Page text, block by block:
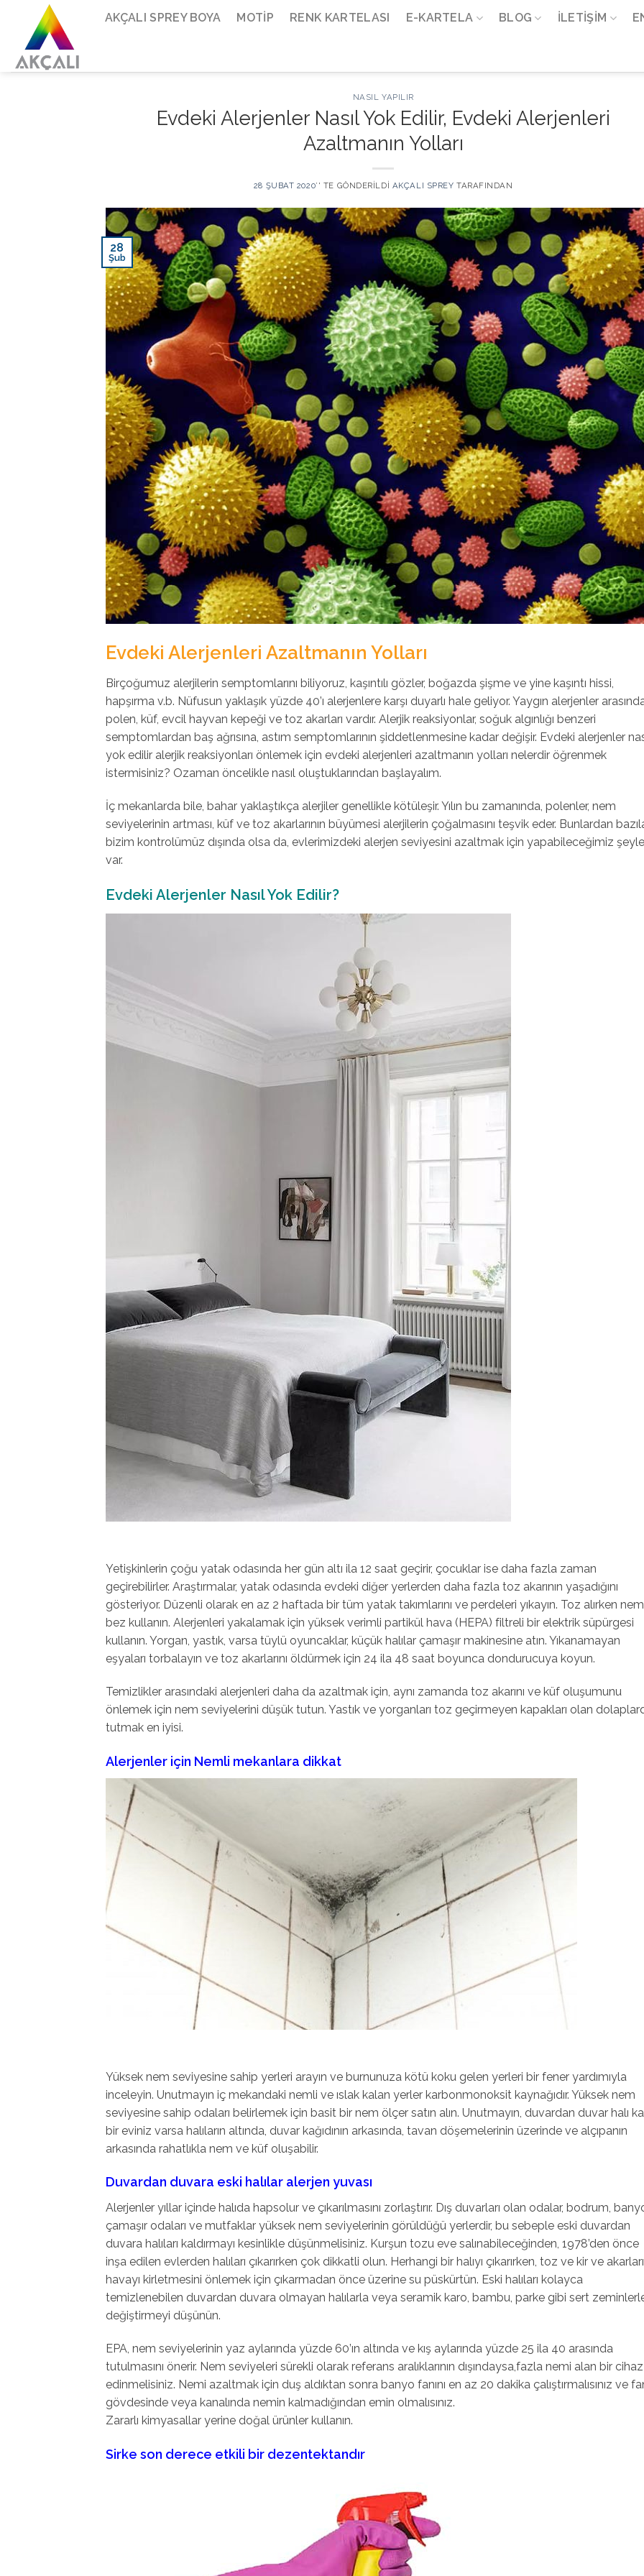
content
AKÇALI SPREY BOYA MOTIP RENK KARTELASI E-KARTELA BLOG İLETIŞIM
NASIL YAPILIR
Evdeki Alerjenler Nasıl Yok Edilir, Evdeki Alerjenleri
Azaltmanın Yolları
28 ŞUBAT 2020’' TE GÖNDERILDI AKÇALI SPREY TARAFINDAN
28
Şub
Evdeki Alerjenleri Azaltmanın Yolları
Birçoğumuz alerjilerin semptomlarını biliyoruz, kaşıntılı gözler, boğazda şişme ve yine kaşıntı hissi,
hapşırma v.b. Nüfusun yaklaşık yüzde 40’ı alerjenlere karşı duyarlı hale geliyor. Yaygın alerjenler
polen, küf, evcil hayvan kepeği ve toz akarları vardır. Alerjik reaksiyonlar, soğuk algınlığı benzeri
semptomlardan baş ağrısına, astım semptomlarının şiddetlenmesine kadar değişir. Evdeki alerjenler
yok edilir alerjik reaksiyonları önlemek için evdeki alerjenleri azaltmanın yolları nelerdir öğrenmek
istermisiniz? Ozaman öncelikle nasıl oluştuklarından başlayalım.
İç mekanlarda bile, bahar yaklaştıkça alerjiler genellikle kötüleşir. Yılın bu zamanında, polenler, nem
seviyelerinin artması, küf ve toz akarlarının büyümesi alerjilerin çoğalmasını teşvik eder. Bunlardan
bizim kontrolümüz dışında olsa da, evlerimizdeki alerjen seviyesini azaltmak için yapabileceğimiz
var.
Evdeki Alerjenler Nasıl Yok Edilir?
Yetişkinlerin çoğu yatak odasında her gün altı ila 12 saat geçirir, çocuklar ise daha fazla zaman
geçirebilirler. Araştırmalar, yatak odasında evdeki diğer yerlerden daha fazla toz akarının yaşadığını
gösteriyor. Düzenli olarak en az 2 haftada bir tüm yatak takımlarını ve perdeleri yıkayın. Toz alırken
bez kullanın. Alerjenleri yakalamak için yüksek verimli partikül hava (HEPA) filtreli bir elektrik süpürgesi
kullanın. Yorgan, yastık, varsa tüylü oyuncaklar, küçük halılar çamaşır makinesine atın. Yıkanamayan
eşyaları torbalayın ve toz akarlarını öldürmek için 24 ila 48 saat boyunca dondurucuya koyun.
Temizlikler arasındaki alerjenleri daha da azaltmak için, aynı zamanda toz akarını ve küf oluşumunu
önlemek için nem seviyelerini düşük tutun. Yastık ve yorganları toz geçirmeyen kapakları olan
tutmak en iyisi.
Alerjenler için Nemli mekanlara dikkat
Yüksek nem seviyesine sahip yerleri arayın ve burnunuza kötü koku gelen yerleri bir fener yardımıyla
inceleyin. Unutmayın iç mekandaki nemli ve ıslak kalan yerler karbonmonoksit kaynağıdır. Yüksek nem
seviyesine sahip odaları belirlemek için basit bir nem ölçer satın alın. Unutmayın, duvardan duvar halı
bir eviniz varsa halıların altında, duvar kağıdının arkasında, tavan döşemelerinin üzerinde ve alçıpanın
arkasında rahatlıkla nem ve küf oluşabilir.
Duvardan duvara eski halılar alerjen yuvası
Alerjenler yıllar içinde halıda hapsolur ve çıkarılmasını zorlaştırır. Dış duvarları olan odalar, bodrum,
çamaşır odaları ve mutfaklar yüksek nem seviyelerinin görüldüğü yerlerdir, bu sebeple eski duvardan
duvara halıları kaldırmayı kesinlikle düşünmelisiniz. Kurşun tozu eve salınabileceğinden, 1978’den önce
inşa edilen evlerden halıları çıkarırken çok dikkatli olun. Herhangi bir halıyı çıkarırken, toz ve kir ve
havayı kirletmesini önlemek için çıkarmadan önce üzerine su püskürtün. Eski halıları kolayca
temizlenebilen duvardan duvara olmayan halılarla veya seramik karo, bambu, parke gibi sert
değiştirmeyi düşünün.
EPA, nem seviyelerinin yaz aylarında yüzde 60’ın altında ve kış aylarında yüzde 25 ila 40 arasında
tutulmasını önerir. Nem seviyeleri sürekli olarak referans aralıklarının dışındaysa,fazla nemi alan bir cihaz
edinmelisiniz. Nemi azaltmak için duş aldıktan sonra banyo fanını en az 20 dakika çalıştırmalısınız ve
gövdesinde veya kanalında nemin kalmadığından emin olmalısınız.
Zararlı kimyasallar yerine doğal ürünler kullanın.
Sirke son derece etkili bir dezentektandır